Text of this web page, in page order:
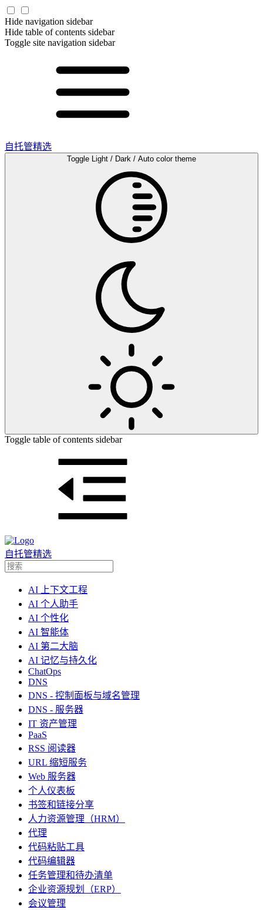
Hide navigation sidebar
Hide table of contents sidebar
Toggle site navigation sidebar
自托管精选
Toggle Light / Dark / Auto color theme
Toggle table of contents sidebar
自托管精选
AI 上下文工程
AI 个人助手
AI 个性化
AI 智能体
AI 第二大脑
AI 记忆与持久化
ChatOps
DNS
DNS - 控制面板与域名管理
DNS - 服务器
IT 资产管理
PaaS
RSS 阅读器
URL 缩短服务
Web 服务器
个人仪表板
书签和链接分享
人力资源管理（HRM）
代理
代码粘贴工具
代码编辑器
任务管理和待办清单
企业资源规划（ERP）
会议管理